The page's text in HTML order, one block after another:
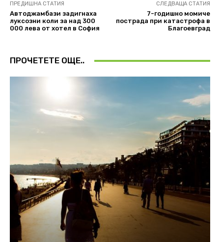
ПРЕДИШНА СТАТИЯ
Автоджамбази задигнаха
луксозни коли за над 300
000 лева от хотел в София
СЛЕДВАЩА СТАТИЯ
7-годишно момиче
пострада при катастрофа в
Благоевград
ПРОЧЕТЕТЕ ОЩЕ..